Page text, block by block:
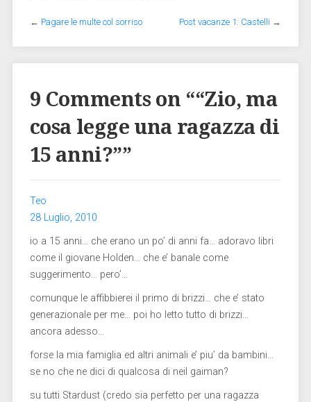
← Pagare le multe col sorriso Post vacanze 1: Castelli →
9 Comments on ““Zio, ma
cosa legge una ragazza di
15 anni?””
Teo
28 Luglio, 2010
io a 15 anni… che erano un po’ di anni fa… adoravo libri
come il giovane Holden… che e’ banale come
suggerimento… pero’…
comunque le affibbierei il primo di brizzi… che e’ stato
generazionale per me… poi ho letto tutto di brizzi…
ancora adesso…
forse la mia famiglia ed altri animali e’ piu’ da bambini…
se no che ne dici di qualcosa di neil gaiman?
su tutti Stardust (credo sia perfetto per una ragazza